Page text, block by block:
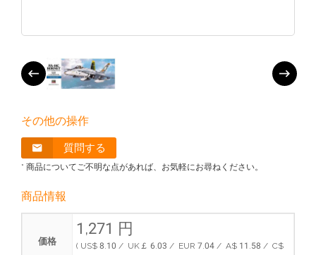
その他の操作
質問する
* 商品についてご不明な点があれば、お気軽にお尋ねください。
商品情報
価格
1,271 円
( US$ 8.10 / UK￡ 6.03 / EUR 7.04 / A$ 11.58 / C$